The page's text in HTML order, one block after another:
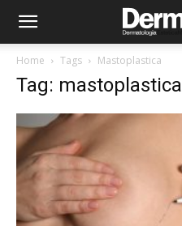
Home Tags Mastoplastica
Tag: mastoplastica